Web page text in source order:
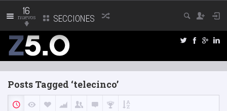
16
nuevos SECCIONES
Posts Tagged ‘telecinco’